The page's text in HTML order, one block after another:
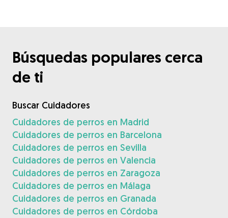
Búsquedas populares cerca
de ti
Buscar Cuidadores
Cuidadores de perros en Madrid
Cuidadores de perros en Barcelona
Cuidadores de perros en Sevilla
Cuidadores de perros en Valencia
Cuidadores de perros en Zaragoza
Cuidadores de perros en Málaga
Cuidadores de perros en Granada
Cuidadores de perros en Córdoba